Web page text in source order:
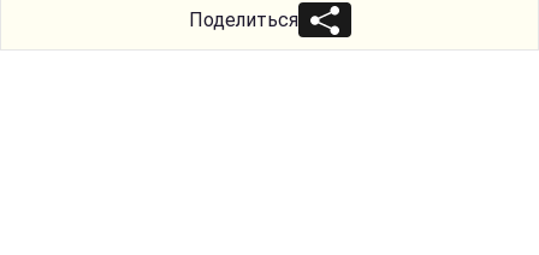
Поделиться